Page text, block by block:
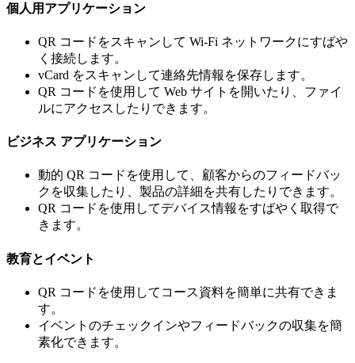
個人用アプリケーション
QR コードをスキャンして Wi-Fi ネットワークにすばや
く接続します。
vCard をスキャンして連絡先情報を保存します。
QR コードを使用して Web サイトを開いたり、ファイ
ルにアクセスしたりできます。
ビジネス アプリケーション
動的 QR コードを使用して、顧客からのフィードバッ
クを収集したり、製品の詳細を共有したりできます。
QR コードを使用してデバイス情報をすばやく取得で
きます。
教育とイベント
QR コードを使用してコース資料を簡単に共有できま
す。
イベントのチェックインやフィードバックの収集を簡
素化できます。